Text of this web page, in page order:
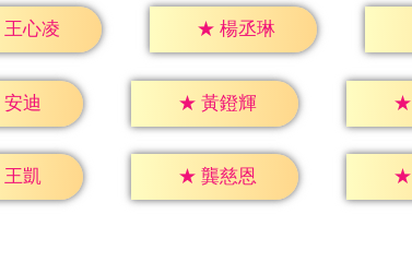
王心凌 ★ 楊丞琳
安迪 ★ 黃鐙輝 ★
王凱 ★ 龔慈恩 ★